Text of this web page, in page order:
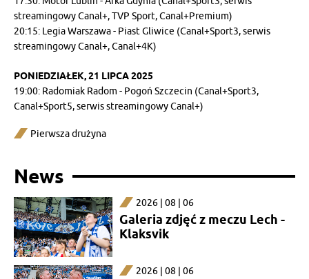
streamingowy Canal+, TVP Sport, Canal+Premium)
20:15: Legia Warszawa - Piast Gliwice (Canal+Sport3, serwis
streamingowy Canal+, Canal+4K)
PONIEDZIAŁEK, 21 LIPCA 2025
19:00: Radomiak Radom - Pogoń Szczecin (Canal+Sport3,
Canal+Sport5, serwis streamingowy Canal+)
Pierwsza drużyna
News
2026 | 08 | 06
Galeria zdjęć z meczu Lech -
Klaksvik
2026 | 08 | 06